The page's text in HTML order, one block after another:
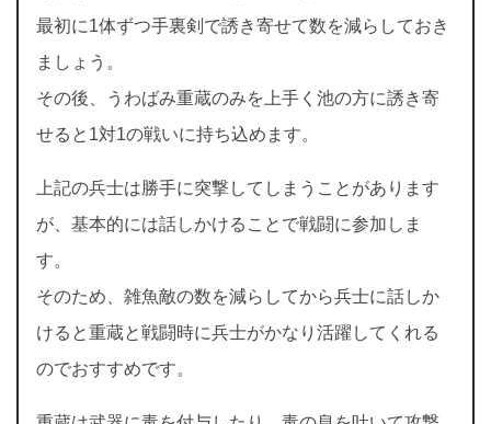
最初に1体ずつ手裏剣で誘き寄せて数を減らしておき
ましょう。
その後、うわばみ重蔵のみを上手く池の方に誘き寄
せると1対1の戦いに持ち込めます。
上記の兵士は勝手に突撃してしまうことがあります
が、基本的には話しかけることで戦闘に参加しま
す。
そのため、雑魚敵の数を減らしてから兵士に話しか
けると重蔵と戦闘時に兵士がかなり活躍してくれる
のでおすすめです。